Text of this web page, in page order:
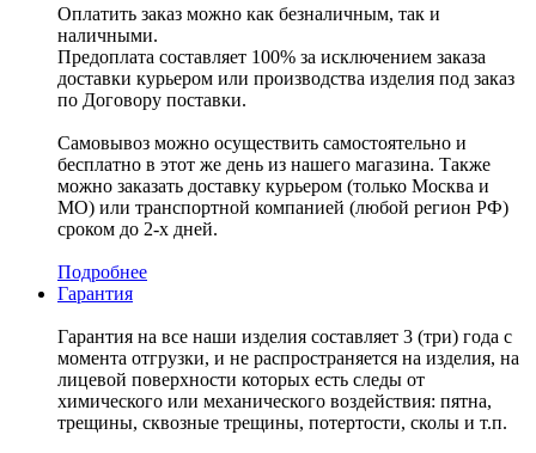
Оплатить заказ можно как безналичным, так и
наличными.
Предоплата составляет 100% за исключением заказа
доставки курьером или производства изделия под заказ
по Договору поставки.
Самовывоз можно осуществить самостоятельно и
бесплатно в этот же день из нашего магазина. Также
можно заказать доставку курьером (только Москва и
МО) или транспортной компанией (любой регион РФ)
сроком до 2-х дней.
Подробнее
Гарантия
Гарантия на все наши изделия составляет 3 (три) года с
момента отгрузки, и не распространяется на изделия, на
лицевой поверхности которых есть следы от
химического или механического воздействия: пятна,
трещины, сквозные трещины, потертости, сколы и т.п.